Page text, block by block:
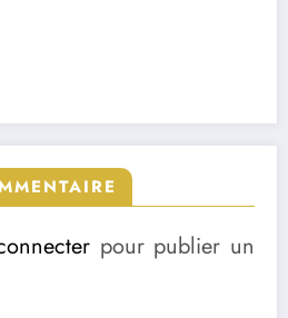
pour publier un